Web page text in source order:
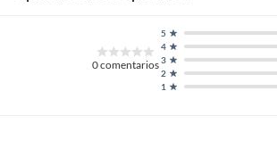
0comentarios
1
2
3
4
5